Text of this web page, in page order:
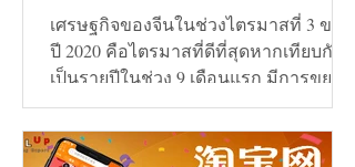
เศรษฐกิจของจีนในช่วงไตรมาสที่ 3 ของ
ปี 2020 คือไตรมาสที่ดีที่สุดหากเทียบกัน
เป็นรายปีในช่วง 9 เดือนแรก มีการขยาย
ตัวเพิ่มขึ้น 0.7%